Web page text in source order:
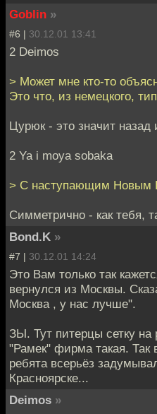
Goblin »
#6 | 30.12.01 13:41
2 Deimos
> Может мне кто-то
Это что, из немецкого,
Цурюк - это значит назад
2 Ya i moya sobaka
> С наступающим Новым
Симметрично - как тебя,
Bond.K »
#7 | 30.12.01 14:24
Это Вам только так
вернулся из Москвы.
Москва , у нас лучше".
ЗЫ. Тут питерцы сетку на
"Рамек" фирма такая. Так
ребята всерьёз
Красноярске...
Deimos »